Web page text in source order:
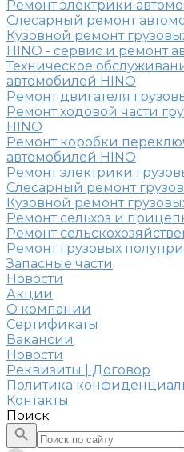
Ремонт электрики
Слесарный ремонт
Кузовной ремонт
HINO - сервис и ремонт
Техническое
автомобилей HINO
Ремонт двигателя
Ремонт ходовой части
HINO
Ремонт коробки
автомобилей HINO
Ремонт электрики
Слесарный ремонт
Кузовной ремонт
Ремонт сельхоз и
Ремонт
Ремонт грузовых
Запасные части
Новости
Акции
О компании
Сертификаты
Вакансии
Новости
Реквизиты | Договор
Политика
Контакты
Поиск